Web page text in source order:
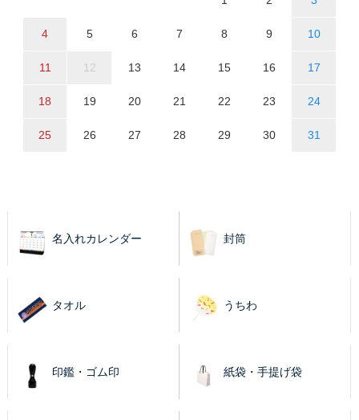
4 5 6 7 8 9 10
11 12 13 14 15 16 17
18 19 20 21 22 23 24
25 26 27 28 29 30 31
名入れカレンダー 封筒
タオル うちわ
印鑑・ゴム印 紙袋・手提げ袋